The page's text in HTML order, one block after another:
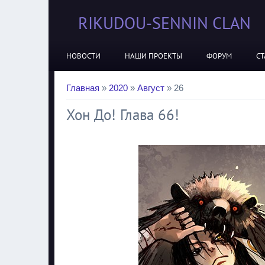
RIKUDOU-SENNIN CLAN
НОВОСТИ НАШИ ПРОЕКТЫ ФОРУМ
Главная » 2020 » Август » 26
Хон До! Глава 66!